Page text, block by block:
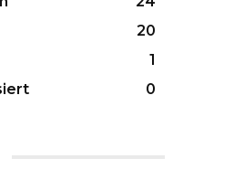
20
1
0